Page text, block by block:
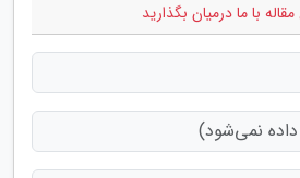
با ما درمیان بگذارید